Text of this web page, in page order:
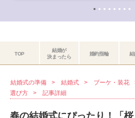
TOP
結婚が
決まったら
婚約指輪 結
結婚式の準備 結婚式 ブーケ・装花
選び方
記事詳細
春の結婚式にぴったり！「